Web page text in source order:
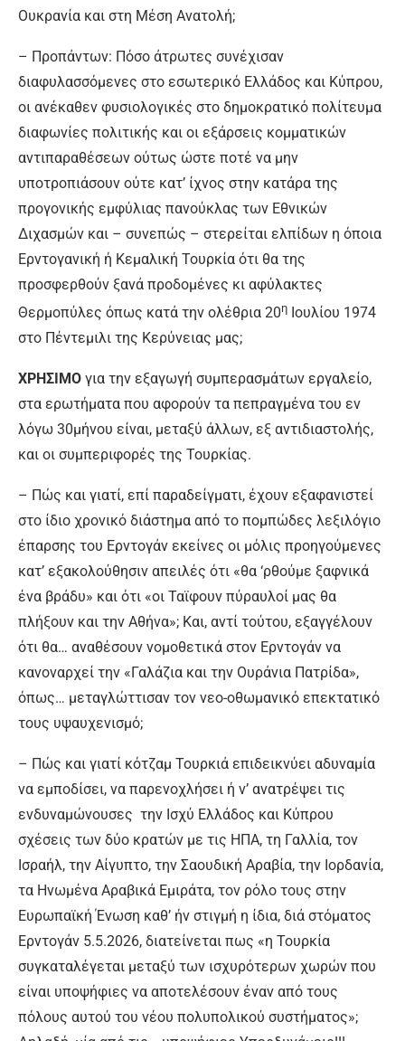
Ουκρανία και στη Μέση Ανατολή;
– Προπάντων: Πόσο άτρωτες συνέχισαν
διαφυλασσόμενες στο εσωτερικό Ελλάδος και Κύπρου,
οι ανέκαθεν φυσιολογικές στο δημοκρατικό πολίτευμα
διαφωνίες πολιτικής και οι εξάρσεις κομματικών
αντιπαραθέσεων ούτως ώστε ποτέ να μην
υποτροπιάσουν ούτε κατ’ ίχνος στην κατάρα της
προγονικής εμφύλιας πανούκλας των Εθνικών
Διχασμών και – συνεπώς – στερείται ελπίδων η όποια
Ερντογανική ή Κεμαλική Τουρκία ότι θα της
προσφερθούν ξανά προδομένες κι αφύλακτες
Θερμοπύλες όπως κατά την ολέθρια 20η Ιουλίου 1974
στο Πέντεμιλι της Κερύνειας μας;
ΧΡΗΣΙΜΟ για την εξαγωγή συμπερασμάτων εργαλείο,
στα ερωτήματα που αφορούν τα πεπραγμένα του εν
λόγω 30μήνου είναι, μεταξύ άλλων, εξ αντιδιαστολής,
και οι συμπεριφορές της Τουρκίας.
– Πώς και γιατί, επί παραδείγματι, έχουν εξαφανιστεί
στο ίδιο χρονικό διάστημα από το πομπώδες λεξιλόγιο
έπαρσης του Ερντογάν εκείνες οι μόλις προηγούμενες
κατ’ εξακολούθησιν απειλές ότι «θα ‘ρθούμε ξαφνικά
ένα βράδυ» και ότι «οι Ταϊφουν πύραυλοί μας θα
πλήξουν και την Αθήνα»; Και, αντί τούτου, εξαγγέλουν
ότι θα… αναθέσουν νομοθετικά στον Ερντογάν να
κανοναρχεί την «Γαλάζια και την Ουράνια Πατρίδα»,
όπως… μεταγλώττισαν τον νεο-οθωμανικό επεκτατικό
τους υψαυχενισμό;
– Πώς και γιατί κότζαμ Τουρκιά επιδεικνύει αδυναμία
να εμποδίσει, να παρενοχλήσει ή ν’ ανατρέψει τις
ενδυναμώνουσες την Ισχύ Ελλάδος και Κύπρου
σχέσεις των δύο κρατών με τις ΗΠΑ, τη Γαλλία, τον
Ισραήλ, την Αίγυπτο, την Σαουδική Αραβία, την Ιορδανία,
τα Ηνωμένα Αραβικά Εμιράτα, τον ρόλο τους στην
Ευρωπαϊκή Ένωση καθ’ ήν στιγμή η ίδια, διά στόματος
Ερντογάν 5.5.2026, διατείνεται πως «η Τουρκία
συγκαταλέγεται μεταξύ των ισχυρότερων χωρών που
είναι υποψήφιες να αποτελέσουν έναν από τους
πόλους αυτού του νέου πολυπολικού συστήματος»;